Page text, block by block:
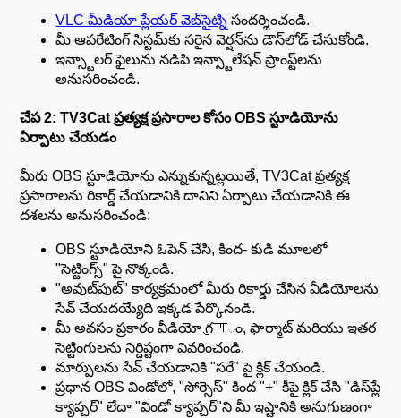
VLC మీడియా ప్లేయర్ వెబ్‌సైట్ ని సందర్శించండి.
మీ ఆపరేటింగ్ సిస్టమ్‌కు సరైన వెర్షన్‌ను డౌన్‌లోడ్ చేసుకోండి.
ఇన్స్టాలర్ ఫైలును నడిపి ఇన్స్టాలేషన్ ప్రాంప్ట్‌లను
అనుసరించండి.
చేప 2: TV3Cat ప్రత్యక్ష ప్రసారాల కోసం OBS స్టూడియోను
ఏర్పాటు చేయడం
మీరు OBS స్టూడియోను ఎన్నుకున్నట్లయితే, TV3Cat ప్రత్యక్ష
ప్రసారాలను రికార్డ్ చేయడానికి దానిని ఏర్పాటు చేయడానికి ఈ
దశలను అనుసరించండి:
OBS స్టూడియోని ఓపెన్ చేసి, కింద- కుడి మూలలో
"సెట్టింగ్స్" పై నొక్కండి.
"అవుట్‌పుట్" కార్యక్రమంలో మీరు రికార్డు చేసిన వీడియోలను
సేవ్ చేయదయ్యేది ఇక్కడ పేర్కొనండి.
మీ అవసం ప్రకారం వీడియో గुणం, ఫార్మాట్ మరియు ఇతర
సెట్టింగులను నిర్దిష్టంగా వివరించండి.
మార్పులను సేవ్ చేయడానికి "సరే" పై క్లిక్ చేయండి.
ప్రధాన OBS విండోలో, "సోర్సెస్" కింద "+" కీపై క్లిక్ చేసి "డిస్‌ప్లే
క్యాప్చర్" లేదా "విండో క్యాప్చర్"ని మీ ఇష్టానికి అనుగుణంగా